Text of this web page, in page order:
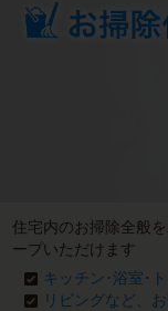
住宅内のお掃除全般
ープいただけます
キッチン･浴室･
リビングなど、